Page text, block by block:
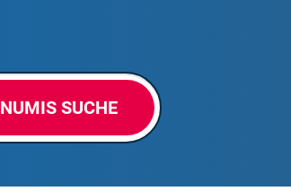
NUMIS SUCHE